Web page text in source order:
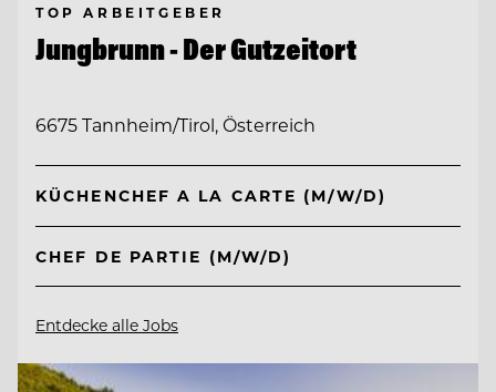
TOP ARBEITGEBER
Jungbrunn - Der Gutzeitort
6675 Tannheim/Tirol, Österreich
KÜCHENCHEF A LA CARTE (M/W/D)
CHEF DE PARTIE (M/W/D)
Entdecke alle Jobs